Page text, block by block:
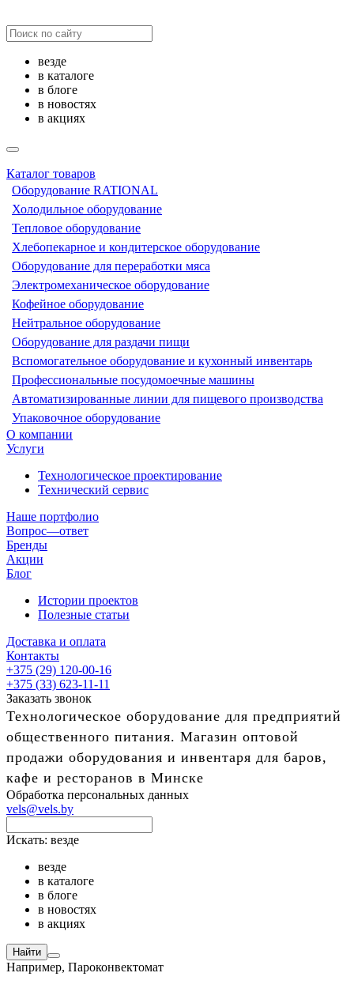
везде
в каталоге
в блоге
в новостях
в акциях
Каталог товаров
Оборудование RATIONAL
Холодильное оборудование
Тепловое оборудование
Хлебопекарное и кондитерское оборудование
Оборудование для переработки мяса
Электромеханическое оборудование
Кофейное оборудование
Нейтральное оборудование
Оборудование для раздачи пищи
Вспомогательное оборудование и кухонный инвентарь
Профессиональные посудомоечные машины
Автоматизированные линии для пищевого производства
Упаковочное оборудование
О компании
Услуги
Технологическое проектирование
Технический сервис
Наше портфолио
Вопрос—ответ
Бренды
Акции
Блог
Истории проектов
Полезные статьи
Доставка и оплата
Контакты
+375 (29) 120-00-16
+375 (33) 623-11-11
Заказать звонок
Технологическое оборудование для предприятий
общественного питания. Магазин оптовой
продажи оборудования и инвентаря для баров,
кафе и ресторанов в Минске
Обработка персональных данных
vels@vels.by
Искать: везде
везде
в каталоге
в блоге
в новостях
в акциях
Найти
Например, Пароконвектомат